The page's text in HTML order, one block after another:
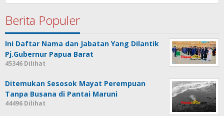
Berita Populer
Ini Daftar Nama dan Jabatan Yang Dilantik
Pj.Gubernur Papua Barat
45346 Dilihat
Ditemukan Sesosok Mayat Perempuan
Tanpa Busana di Pantai Maruni
44496 Dilihat